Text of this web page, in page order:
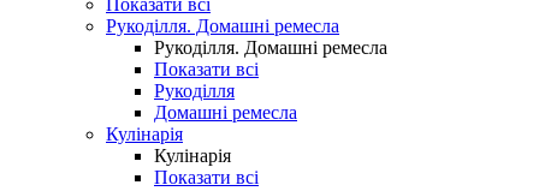
Показати всі
Рукоділля. Домашні ремесла
Рукоділля. Домашні ремесла
Показати всі
Рукоділля
Домашні ремесла
Кулінарія
Кулінарія
Показати всі